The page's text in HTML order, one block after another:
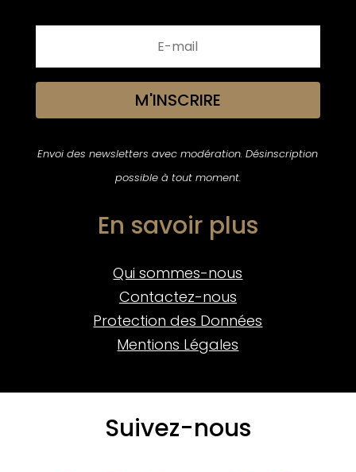
M'INSCRIRE
Envoi des newsletters avec modération. Désinscription
possible à tout moment.
En savoir plus
Qui sommes-nous
Contactez-nous
Protection des Données
Mentions Légales
Suivez-nous